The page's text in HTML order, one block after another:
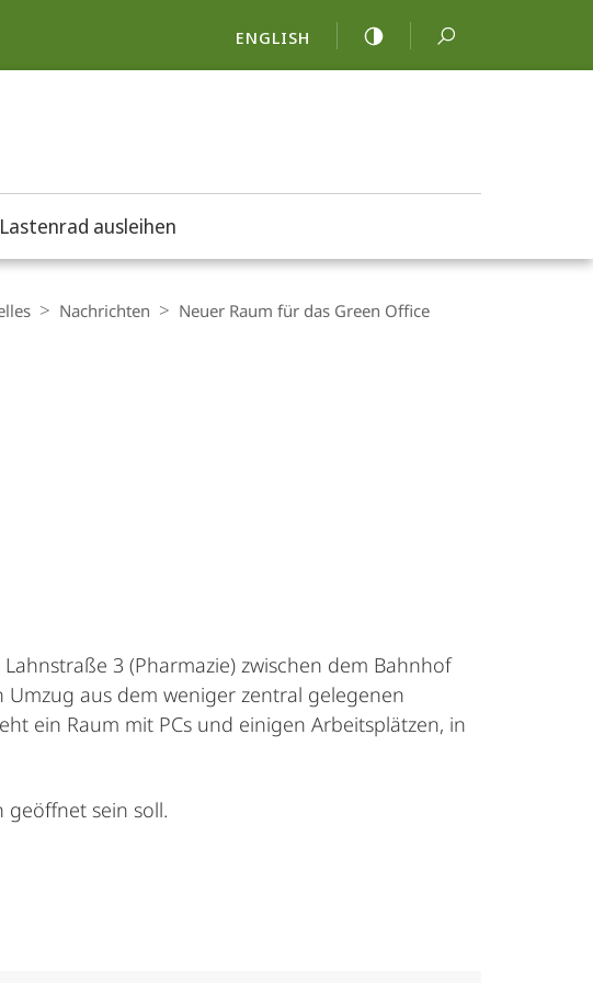
ENGLISH
ausleihen
Nachrichten Neuer Raum für das Green Office
3 (Pharmazie) zwischen dem Bahnhof
aus dem weniger zentral gelegenen
ein Raum mit PCs und einigen Arbeitsplätzen, in
sein soll.